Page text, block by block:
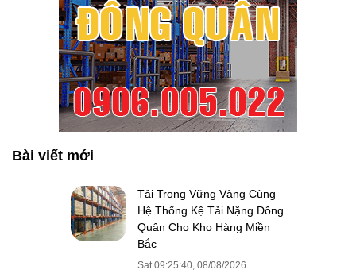
Bài viết mới
Tải Trọng Vững Vàng Cùng
Hệ Thống Kệ Tải Nặng Đông
Quân Cho Kho Hàng Miền
Bắc
Sat 09:25:40, 08/08/2026